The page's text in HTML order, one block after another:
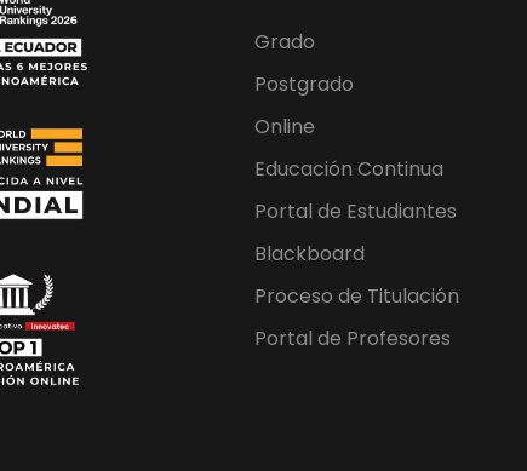
Grado
Postgrado
Online
Educación Continua
Portal de Estudiantes
Blackboard
Proceso de Titulación
Portal de Profesores